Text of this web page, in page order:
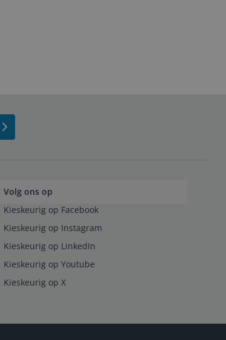
Volg ons op
Kieskeurig op Facebook
Kieskeurig op Instagram
Kieskeurig op LinkedIn
Kieskeurig op Youtube
Kieskeurig op X